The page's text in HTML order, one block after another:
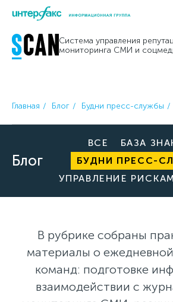
Skip
content
Система управления
мониторинга СМИ и
Главная Блог Будни пресс-службы
Блог
ВСЕ
БАЗА
БУДНИ ПРЕСС-
УПРАВЛЕНИЕ
В рубрике собраны
материалы о
команд: подготовке
взаимодействии с